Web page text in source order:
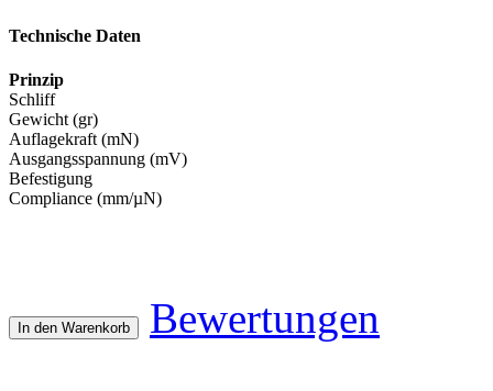
Technische Daten
Prinzip
Schliff
Gewicht (gr)
Auflagekraft (mN)
Ausgangsspannung (mV)
Befestigung
Compliance (mm/µN)
In den Warenkorb Bewertungen